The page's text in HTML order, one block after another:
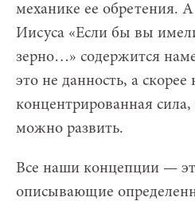
механике ее обретения.
Иисуса «Если бы вы
зерно…» содержится
это не данность, а скорее
концентрированная
можно развить.
Все наши концепции —
описывающие